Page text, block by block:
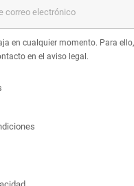
en cualquier momento. Para
en el aviso legal.